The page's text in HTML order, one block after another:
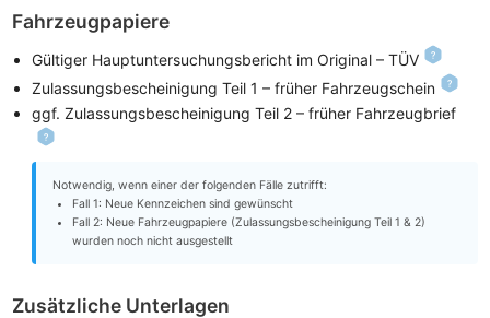
Fahrzeugpapiere
Gültiger Hauptuntersuchungsbericht im Original – TÜV
Zulassungsbescheinigung Teil 1 – früher Fahrzeugschein
ggf. Zulassungsbescheinigung Teil 2 – früher Fahrzeugbrief
Notwendig, wenn einer der folgenden Fälle zutrifft:
Fall 1: Neue Kennzeichen sind gewünscht
Fall 2: Neue Fahrzeugpapiere (Zulassungsbescheinigung Teil 1 & 2)
wurden noch nicht ausgestellt
Zusätzliche Unterlagen